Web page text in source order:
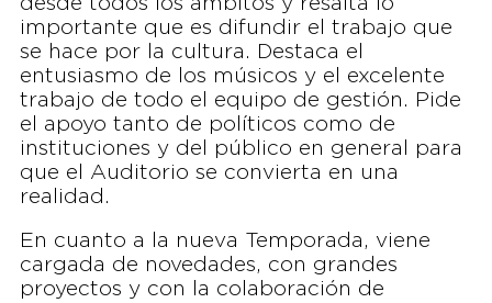
desde todos los ámbitos y resalta lo
importante que es difundir el trabajo que
se hace por la cultura. Destaca el
entusiasmo de los músicos y el excelente
trabajo de todo el equipo de gestión. Pide
el apoyo tanto de políticos como de
instituciones y del público en general para
que el Auditorio se convierta en una
realidad.
En cuanto a la nueva Temporada, viene
cargada de novedades, con grandes
proyectos y con la colaboración de